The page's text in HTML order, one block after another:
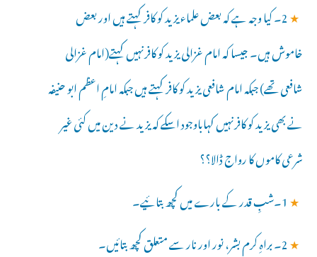
★ 2۔ کیا وجہ ہے کہ بعض علماء یزید کو کافر کہتے ہیں اور بعض
خاموش ہیں۔ جیسا کہ امام غزالی یزید کو کافرنہیں کہتے(امام غزالی
شافعی تھے) جبکہ امام شافعی یزید کو کافر کہتے ہیں جبکہ امامِ اعظم ابو حنیفہ
نے بھی یزید کو کافرنہیں کہاباوجود اسکے کہ یزید نے دین میں کئی غیر
شرعی کاموں کا رواج ڈالا؟؟
★1۔شبِ قدر کے بارے میں کچھ بتائیے۔
★2۔ براہِ کرم بشر، نور اور نار سے متعلق کچھ بتائیں۔